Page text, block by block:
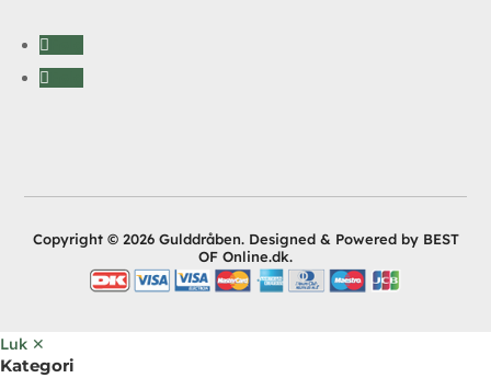
Copyright © 2026 Gulddråben. Designed & Powered by BEST
OF Online.dk.
Luk ✕
Kategori